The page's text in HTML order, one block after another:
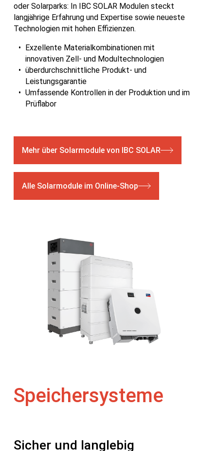
oder Solarparks: In IBC SOLAR Modulen steckt
langjährige Erfahrung und Expertise sowie neueste
Technologien mit hohen Effizienzen.
Exzellente Materialkombinationen mit
innovativen Zell- und Modultechnologien
überdurchschnittliche Produkt- und
Leistungsgarantie
Umfassende Kontrollen in der Produktion und im
Prüflabor
Mehr über Solarmodule von IBC SOLAR
Alle Solarmodule im Online-Shop
Speichersysteme
Sicher und langlebig